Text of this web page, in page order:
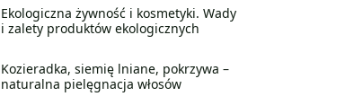
Ekologiczna żywność i kosmetyki. Wady
i zalety produktów ekologicznych
Kozieradka, siemię lniane, pokrzywa –
naturalna pielęgnacja włosów